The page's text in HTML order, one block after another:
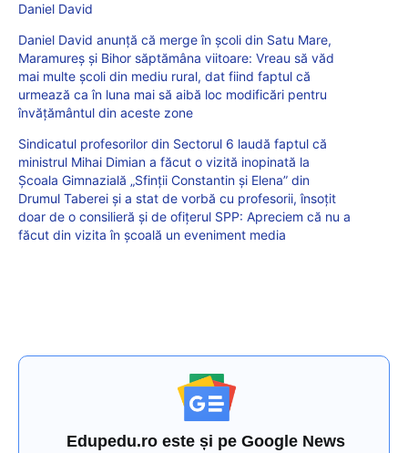
Daniel David
Daniel David anunță că merge în școli din Satu Mare,
Maramureș și Bihor săptămâna viitoare: Vreau să văd
mai multe școli din mediu rural, dat fiind faptul că
urmează ca în luna mai să aibă loc modificări pentru
învățământul din aceste zone
Sindicatul profesorilor din Sectorul 6 laudă faptul că
ministrul Mihai Dimian a făcut o vizită inopinată la
Școala Gimnazială „Sfinții Constantin și Elena” din
Drumul Taberei și a stat de vorbă cu profesorii, însoțit
doar de o consilieră și de ofițerul SPP: Apreciem că nu a
făcut din vizita în școală un eveniment media
Edupedu.ro este și pe Google News